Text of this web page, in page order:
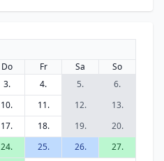
Do Fr Sa
So
3. 4. 5.
6.
10. 11. 12.
13.
17. 18. 19.
20.
24. 25. 26.
27.